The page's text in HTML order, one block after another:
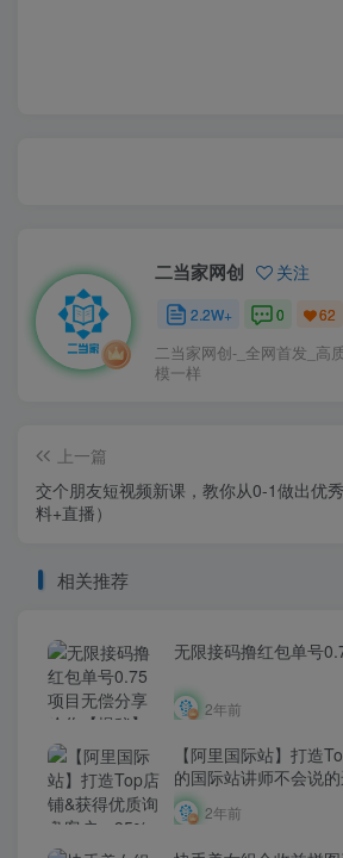
二当家网创 关注
2.2W+ 0 62
二当家网创-_全网首发_高
模一样
上一篇
交个朋友短视频新课，教你从0-1做出优
料+直播）
相关推荐
无限接码撸红包单号
2年前
【阿里国际站】打造
的国际站讲师不会说
2年前